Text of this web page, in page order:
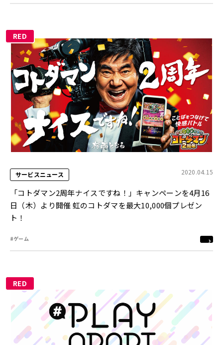
RED
サービスニュース 2020.04.15
「コトダマン2周年ナイスですね！」キャンペーンを4月16
日（木）より開催 虹のコトダマを最大10,000個プレゼン
ト！
#ゲーム
RED